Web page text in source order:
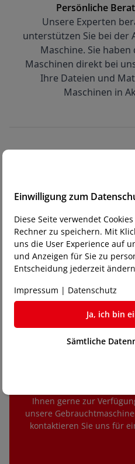
Persönliche
Unsere Experten
unterstützen Sie bei der
Maschine. Sie
Maschinen direkt bei
Ihre Dateien und
Maschinen in
Kauf und
den Kaufprozess durch.
Maschinen wird mit
Gewährleistung
sorgenfrei
Ihnen gerne zur
unsere
kontaktieren Sie uns für
Einwilligung zum
Diese Seite verwendet
Rechner zu speichern. Mit
uns die User Experience auf
und Anzeigen für Sie zu
Entscheidung jederzeit
Impressum | Datenschutz
Ja, ich bin
Sämtliche